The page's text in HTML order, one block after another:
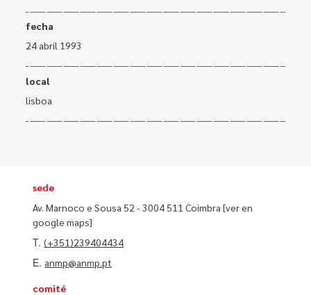
fecha
24 abril 1993
local
lisboa
sede
Av. Marnoco e Sousa 52 - 3004 511 Coimbra[ver en
google maps]
T.(+351)239404434
E. anmp@anmp.pt
comité